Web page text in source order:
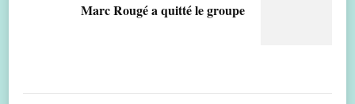
Marc Rougé a quitté le groupe